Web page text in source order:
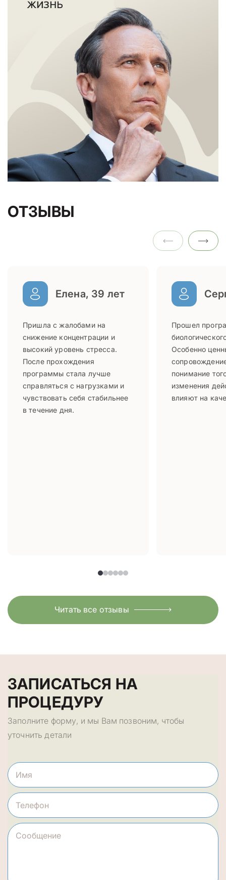
ОТЗЫВЫ
Елена, 39 лет
Пришла с жалобами на
снижение концентрации и
высокий уровень стресса.
После прохождения
программы стала лучше
справляться с нагрузками и
чувствовать себя стабильнее
в течение дня.
Прошел
Особенно
понимание
изменения
влияют на
Читать все отзывы
ЗАПИСАТЬСЯ НА
ПРОЦЕДУРУ
Заполните форму, и мы Вам позвоним, чтобы
уточнить детали